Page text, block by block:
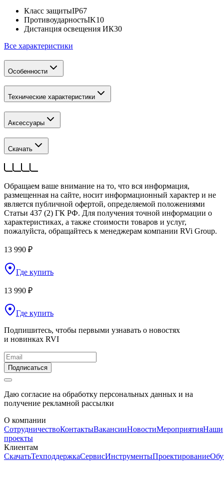
Класс защитыIP67
ПротивоударностьIK10
Дистанция освещения ИК30
Все характеристики
Особенности
Технические характеристики
Аксессуары
Скачать
Обращаем ваше внимание на то, что вся информация,
размещенная на сайте, носит информационный характер и не
является публичной офертой, определяемой положениями
Статьи 437 (2) ГК РФ. Для получения точной информации о
характеристиках, а также стоимости товаров и услуг,
пожалуйста, обращайтесь к менеджерам компании RVi Group.
13 990 ₽
Где купить
13 990 ₽
Где купить
Подпишитесь, чтобы первыми узнавать о новостях
и новинках RVI
Подписаться
Даю согласие на обработку персональных данных и на
получение рекламной рассылки
О компании
СотрудничествоКонтактыВакансииНовостиМероприятияНаши
проекты
Клиентам
СкачатьТехподдержкаСервисИнструментыПроектирование